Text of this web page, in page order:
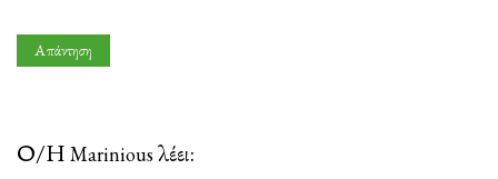
Απάντηση
Ο/Η Marinious λέει: